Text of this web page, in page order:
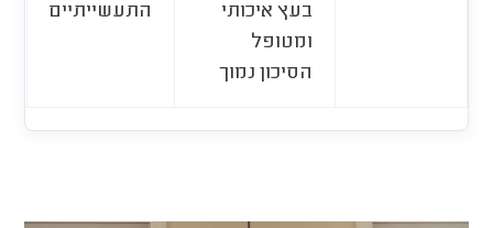
בעץ איכותי
ומטופל
הסיכון נמוך
התעשייתיים